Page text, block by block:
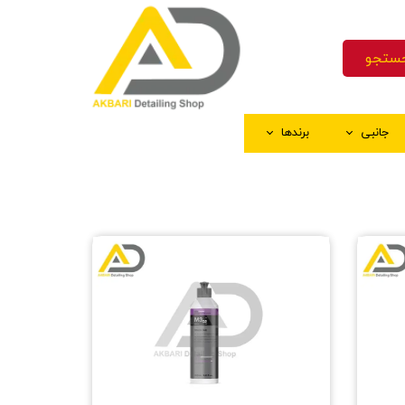
شیشه
اجرای سرامیک
جانبی برندها